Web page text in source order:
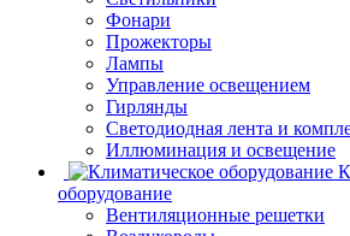
Фонари
Прожекторы
Лампы
Управление освещением
Гирлянды
Светодиодная лента и
Иллюминация и освещение
оборудование
Вентиляционные решетки